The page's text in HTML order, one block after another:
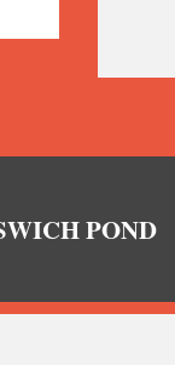
POND